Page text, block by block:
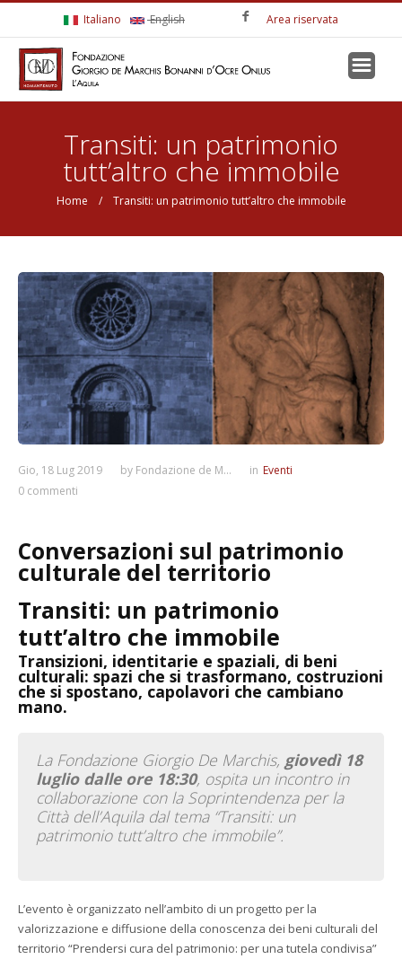
Italiano English Area riservata
Transiti: un patrimonio
tutt’altro che immobile
Tu sei qui
Home / Transiti: un patrimonio tutt’altro che immobile
Gio, 18 Lug 2019 by Fondazione de M... in Eventi
0 commenti
Conversazioni sul patrimonio
culturale del territorio
Transiti: un patrimonio
tutt’altro che immobile
Transizioni, identitarie e spaziali, di beni
culturali: spazi che si trasformano, costruzioni
che si spostano, capolavori che cambiano
mano.
La Fondazione Giorgio De Marchis, giovedì 18
luglio dalle ore 18:30, ospita un incontro in
collaborazione con la Soprintendenza per la
Città dell’Aquila dal tema “Transiti: un
patrimonio tutt’altro che immobile”.
L’evento è organizzato nell’ambito di un progetto per la
valorizzazione e diffusione della conoscenza dei beni culturali del
territorio “Prendersi cura del patrimonio: per una tutela condivisa”